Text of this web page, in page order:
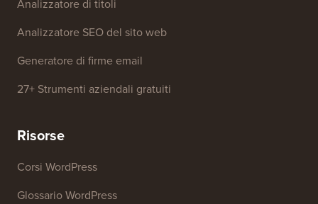
Analizzatore di titoli
Analizzatore SEO del sito web
Generatore di firme email
27+ Strumenti aziendali gratuiti
Risorse
Corsi WordPress
Glossario WordPress